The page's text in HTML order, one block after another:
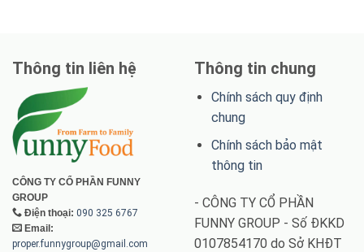
Thông tin liên hệ
CÔNG TY CỔ PHẦN FUNNY
GROUP
Điện thoại: 090 325 6767
Email:
proper.funnygroup@gmail.com
Thông tin chung
Chính sách quy định
chung
Chính sách bảo mật
thông tin
- CÔNG TY CỔ PHẦN
FUNNY GROUP - Số ĐKKD
0107854170 do Sở KHĐT